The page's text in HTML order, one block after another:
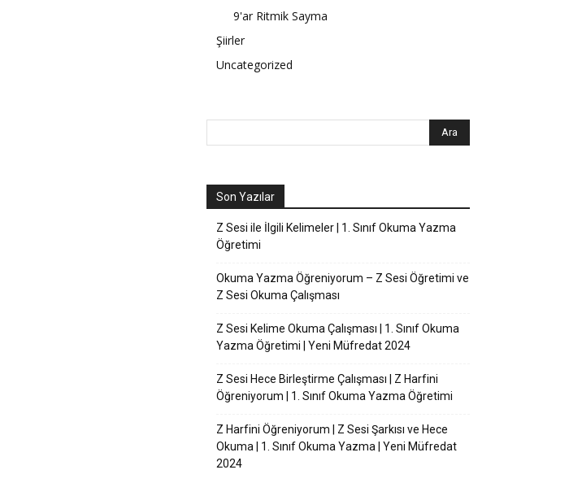
9'ar Ritmik Sayma
Şiirler
Uncategorized
Son Yazılar
Z Sesi ile İlgili Kelimeler | 1. Sınıf Okuma Yazma
Öğretimi
Okuma Yazma Öğreniyorum – Z Sesi Öğretimi ve
Z Sesi Okuma Çalışması
Z Sesi Kelime Okuma Çalışması | 1. Sınıf Okuma
Yazma Öğretimi | Yeni Müfredat 2024
Z Sesi Hece Birleştirme Çalışması | Z Harfini
Öğreniyorum | 1. Sınıf Okuma Yazma Öğretimi
Z Harfini Öğreniyorum | Z Sesi Şarkısı ve Hece
Okuma | 1. Sınıf Okuma Yazma | Yeni Müfredat
2024